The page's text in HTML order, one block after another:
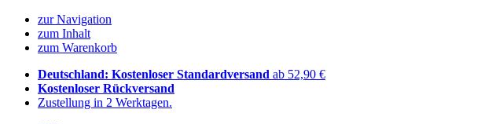
zur Navigation
zum Inhalt
zum Warenkorb
Deutschland: Kostenloser Standardversand ab 52,90 €
Kostenloser Rückversand
Zustellung in 2 Werktagen.